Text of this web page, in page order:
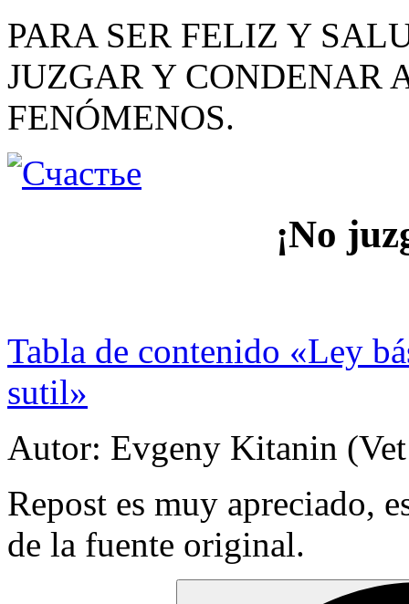
PARA SER FELIZ Y
JUZGAR Y CONDENAR
FENÓMENOS.
¡No
Tabla de contenido «Ley
sutil»
Autor: Evgeny Kitanin
Repost es muy apreciado,
de la fuente original.